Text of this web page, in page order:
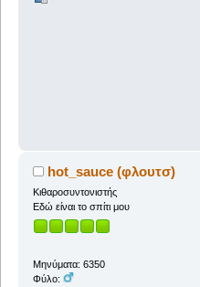
hot_sauce (φλουτσ)
Κιθαροσυντονιστής
Εδώ είναι το σπίτι μου
Μηνύματα: 6350
Φύλο: